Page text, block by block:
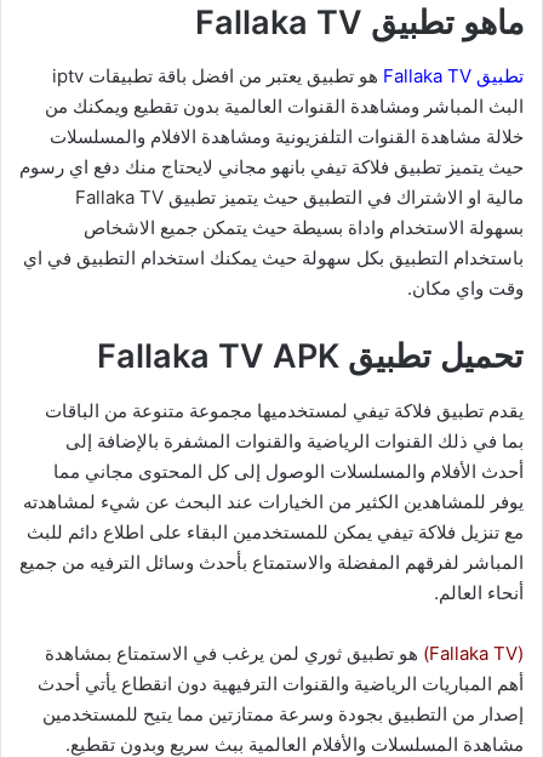
ماهو تطبيق Fallaka TV
تطبيق Fallaka TV
هو تطبيق يعتبر من افضل باقة تطبيقات iptv
البث المباشر ومشاهدة القنوات العالمية بدون تقطيع ويمكنك من
خلالة مشاهدة القنوات التلفزيونية ومشاهدة الافلام والمسلسلات
حيث يتميز تطبيق فلاكة تيفي بانهو مجاني لايحتاج منك دفع اي رسوم
مالية او الاشتراك في التطبيق حيث يتميز تطبيق Fallaka TV
بسهولة الاستخدام واداة بسيطة حيث يتمكن جميع الاشخاص
باستخدام التطبيق بكل سهولة حيث يمكنك استخدام التطبيق في اي
وقت واي مكان.
تحميل تطبيق Fallaka TV APK
يقدم تطبيق فلاكة تيفي لمستخدميها مجموعة متنوعة من الباقات
بما في ذلك القنوات الرياضية والقنوات المشفرة بالإضافة إلى
أحدث الأفلام والمسلسلات الوصول إلى كل المحتوى مجاني مما
يوفر للمشاهدين الكثير من الخيارات عند البحث عن شيء لمشاهدته
مع تنزيل فلاكة تيفي يمكن للمستخدمين البقاء على اطلاع دائم للبث
المباشر لفرقهم المفضلة والاستمتاع بأحدث وسائل الترفيه من جميع
أنحاء العالم.
(
Fallaka TV
) هو تطبيق ثوري لمن يرغب في الاستمتاع بمشاهدة
أهم المباريات الرياضية والقنوات الترفيهية دون انقطاع يأتي أحدث
إصدار من التطبيق بجودة وسرعة ممتازتين مما يتيح للمستخدمين
مشاهدة المسلسلات والأفلام العالمية ببث سريع وبدون تقطيع.